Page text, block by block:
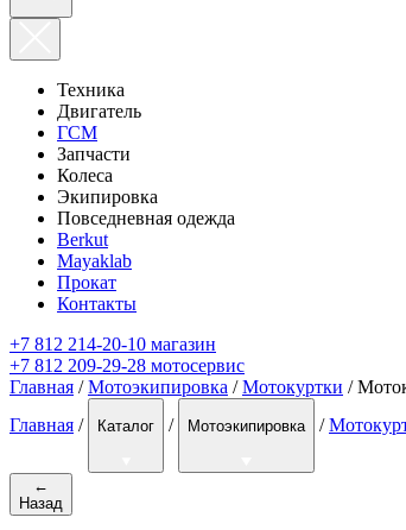
Техника
Двигатель
ГСМ
Запчасти
Колеса
Экипировка
Повседневная одежда
Berkut
Mayaklab
Прокат
Контакты
+7 812 214-20-10 магазин
+7 812 209-29-28 мотосервис
Главная /Мотоэкипировка /Мотокуртки /
Главная / Каталог / Мотоэкипировка /
←
Назад